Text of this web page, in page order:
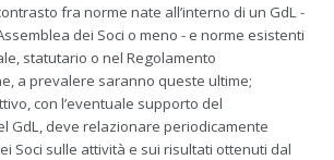
fra norme nate all’interno di un GdL -
dei Soci o meno - e norme esistenti
statutario o nel Regolamento
a prevalere saranno queste ultime;
con l’eventuale supporto del
GdL, deve relazionare periodicamente
Soci sulle attività e sui risultati ottenuti dal